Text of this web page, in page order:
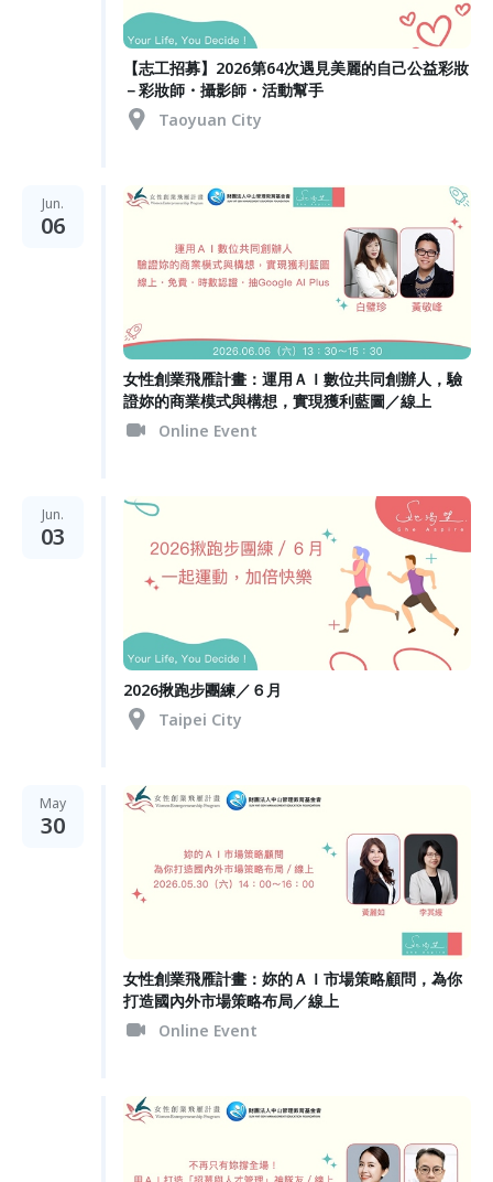
【志工招募】2026第64次遇見美麗的自己公益彩妝
－彩妝師・攝影師・活動幫手
Taoyuan City
Jun.
06
女性創業飛雁計畫：運用ＡＩ數位共同創辦人，驗
證妳的商業模式與構想，實現獲利藍圖／線上
Online Event
Jun.
03
2026揪跑步團練／６月
Taipei City
May
30
女性創業飛雁計畫：妳的ＡＩ市場策略顧問，為你
打造國內外市場策略布局／線上
Online Event